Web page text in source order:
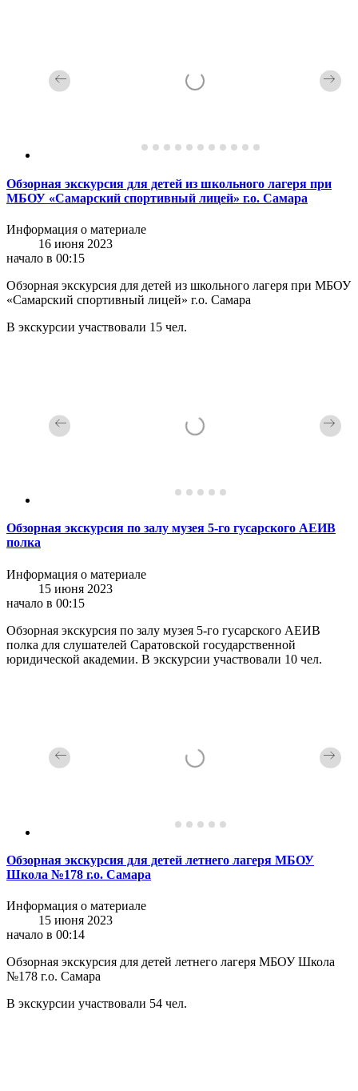
Обзорная экскурсия для детей из школьного лагеря при
МБОУ «Самарский спортивный лицей» г.о. Самара
Информация о материале
16 июня 2023
начало в 00:15
Обзорная экскурсия для детей из школьного лагеря при МБОУ
«Самарский спортивный лицей» г.о. Самара
В экскурсии участвовали 15 чел.
Обзорная экскурсия по залу музея 5-го гусарского АЕИВ
полка
Информация о материале
15 июня 2023
начало в 00:15
Обзорная экскурсия по залу музея 5-го гусарского АЕИВ
полка для слушателей Саратовской государственной
юридической академии. В экскурсии участвовали 10 чел.
Обзорная экскурсия для детей летнего лагеря МБОУ
Школа №178 г.о. Самара
Информация о материале
15 июня 2023
начало в 00:14
Обзорная экскурсия для детей летнего лагеря МБОУ Школа
№178 г.о. Самара
В экскурсии участвовали 54 чел.